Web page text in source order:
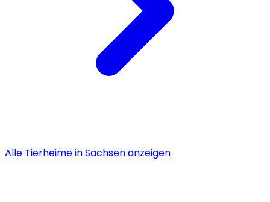
Alle TierheimeinSachsenanzeigen